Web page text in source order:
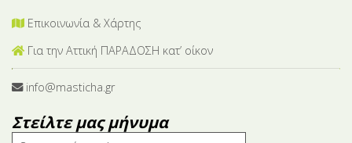
Επικοινωνία & Χάρτης
Για την Αττική ΠΑΡΑΔΟΣΗ κατ’ οίκον
info@masticha.gr
Στείλτε μας μήνυμα